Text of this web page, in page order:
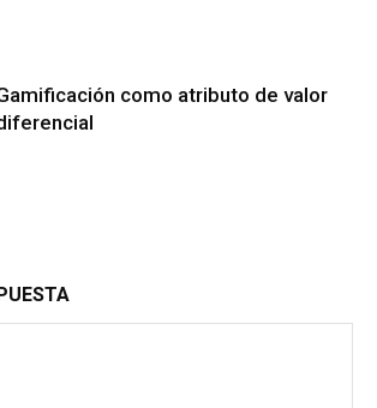
como atributo de valor